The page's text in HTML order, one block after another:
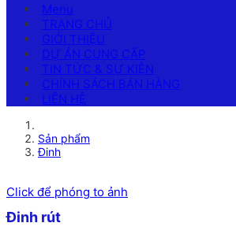
Menu
TRANG CHỦ
GIỚI THIỆU
DỰ ÁN CUNG CẤP
TIN TỨC & SỰ KIỆN
CHÍNH SÁCH BÁN HÀNG
LIÊN HỆ
Sản phẩm
Đinh
Click để phóng to ảnh
Đinh rút